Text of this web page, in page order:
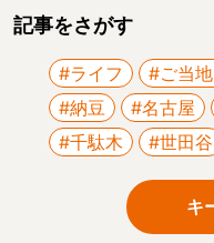
記事をさがす
#ライフ #ご当
#納豆
#名古屋
#千駄木
#世田谷
キ